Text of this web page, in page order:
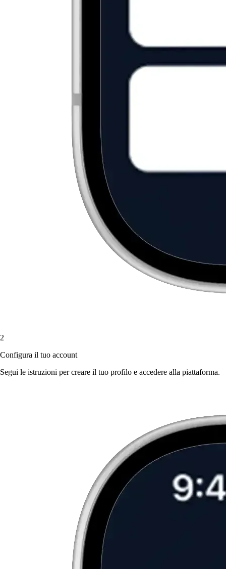
2
Configura il tuo account
Segui le istruzioni per creare il tuo profilo e accedere alla piattaforma.